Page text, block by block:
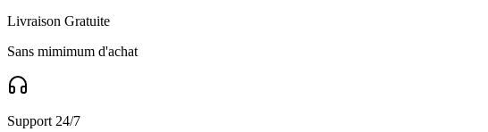
Livraison Gratuite
Sans mimimum d'achat
Support 24/7